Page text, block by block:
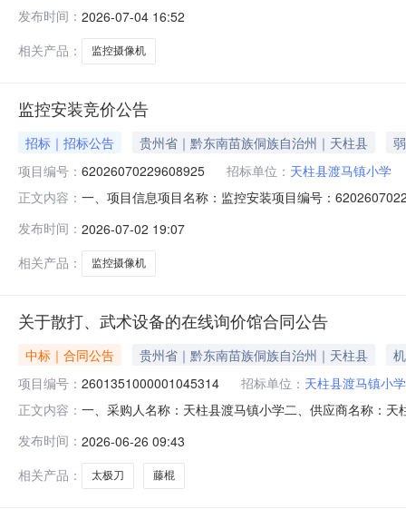
柱县渡马镇小学采购单位地址：贵州省黔东南苗族侗族
发布时间： 2026-07-04 16:52
相关产品：
监控摄像机
监控安装竞价公告
招标｜招标公告 贵州省｜黔东南苗族侗族自治州｜天柱县
项目编号： 62026070229608925 招标单位： 天柱县渡马镇小学
正文内容： 一、项目信息项目名称：监控安装项目编号：
描述:-;次要参数要求:海康:海康;1个30000.00海康威视/
发布时间： 2026-07-02 19:07
相关产品：
监控摄像机
关于散打、武术设备的在线询价馆合同公告
中标｜合同公告 贵州省｜黔东南苗族侗族自治州｜天柱县
项目编号： 2601351000001045314 招标单位： 天柱县渡马镇小学
正文内容： 一、采购人名称：天柱县渡马镇小学二、供应商名称：
要求或标的基本概况：七、其它事项：无八、联系方式1
发布时间： 2026-06-26 09:43
相关产品：
太极刀 藤棍